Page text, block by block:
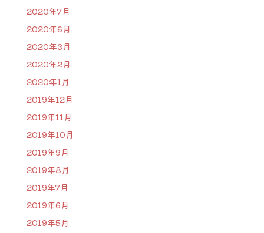
2020年7月
2020年6月
2020年3月
2020年2月
2020年1月
2019年12月
2019年11月
2019年10月
2019年9月
2019年8月
2019年7月
2019年6月
2019年5月